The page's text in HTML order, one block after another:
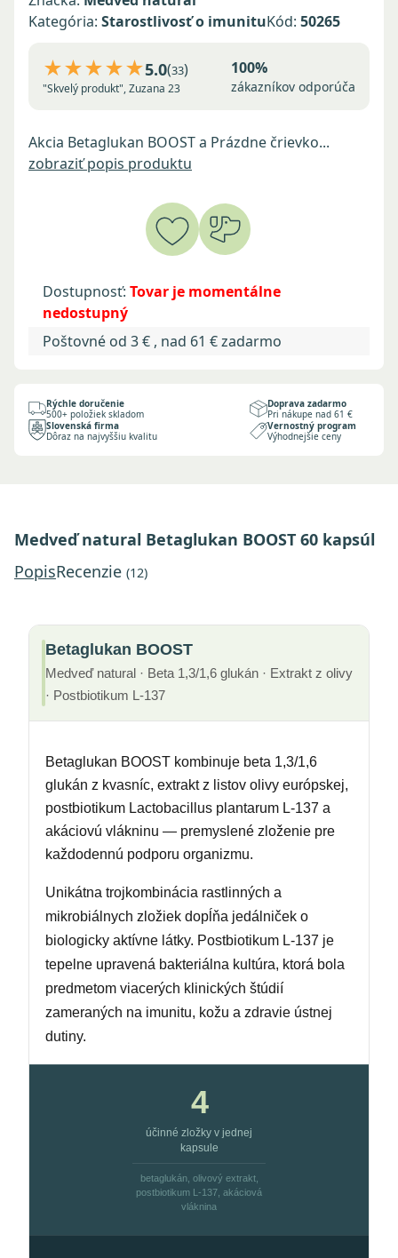
Kategória: Starostlivosť o imunituKód: 50265
★★★★★5.0(33)
"Skvelý produkt", Zuzana 23
100%
zákazníkov odporúča
Akcia Betaglukan BOOST a Prázdne črievko...
zobraziť popis produktu
Dostupnosť: Tovar je momentálne
nedostupný
Poštovné od 3 € , nad 61 € zadarmo
Rýchle doručenie
500+ položiek skladom
Doprava zadarmo
Pri nákupe nad 61 €
Slovenská firma
Dôraz na najvyššiu kvalitu
Vernostný program
Výhodnejšie ceny
Medveď natural Betaglukan BOOST 60 kapsúl
PopisRecenzie (12)
Betaglukan BOOST
Medveď natural · Beta 1,3/1,6 glukán · Extrakt z olivy
· Postbiotikum L-137
Betaglukan BOOST kombinuje beta 1,3/1,6
glukán z kvasníc, extrakt z listov olivy európskej,
postbiotikum Lactobacillus plantarum L-137 a
akáciovú vlákninu — premyslené zloženie pre
každodennú podporu organizmu.
Unikátna trojkombinácia rastlinných a
mikrobiálnych zložiek dopĺňa jedálniček o
biologicky aktívne látky. Postbiotikum L-137 je
tepelne upravená bakteriálna kultúra, ktorá bola
predmetom viacerých klinických štúdií
zameraných na imunitu, kožu a zdravie ústnej
dutiny.
4
účinné zložky v jednej
kapsule
betaglukán, olivový extrakt,
postbiotikum L-137, akáciová
vláknina